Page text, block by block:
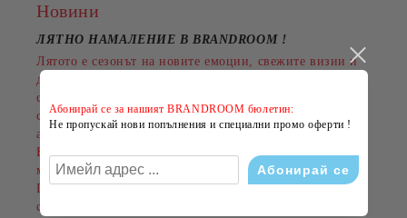
Новини
ЛЯТНО НАМАЛЕНИЕ В BRANDROOM !
Лятото е сезонът на новите емоции, свежите визии и
добрите оферти. Именно затова BRANDROOM
стартира своята
с намаления до -50%на избрани обувки, дрехи и
аксесоари.
Намаленията важат за разнообразни артикули и
марки, а количествата са ограничени.
Пазарувайте сега и подарете на лятото си повече
стил на по-добра цена!
Абонирай се за нашият BRANDROOM бюлетин:
Не пропускай нови попълнения и специални промо оферти !